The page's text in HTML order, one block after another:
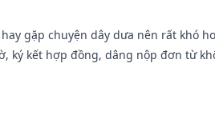
gặp chuyện dây dưa nên rất khó
ký kết hợp đồng, dâng nộp đơn từ